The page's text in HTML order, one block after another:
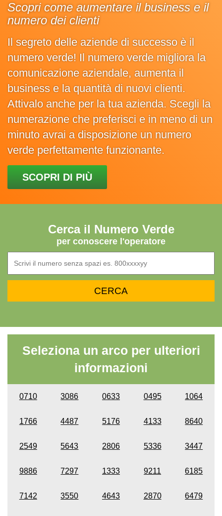
Scopri come aumentare il business e il
numero dei clienti
Il segreto delle aziende di successo è il
numero verde! Il numero verde migliora la
comunicazione aziendale, aumenta il
business e la quantità di nuovi clienti.
Attivalo anche per la tua azienda. Scegli la
numerazione che preferisci e in meno di un
minuto avrai a disposizione un numero
verde perfettamente funzionante.
SCOPRI DI PIÙ
Cerca il Numero Verde
per conoscere l'operatore
Seleziona un arco per ulteriori
informazioni
0710 3086 0633 0495 1064
1766 4487 5176 4133 8640
2549 5643 2806 5336 3447
9886 7297 1333 9211 6185
7142 3550 4643 2870 6479